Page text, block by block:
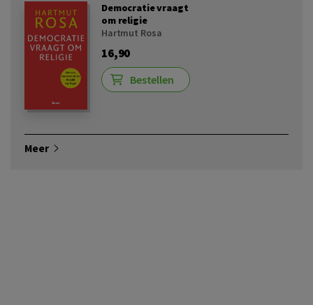
Democratie vraagt
om religie
Hartmut Rosa
16,90
Bestellen
Meer